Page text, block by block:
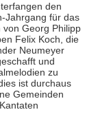
den
Jahrgang für das
von Georg Philipp
Felix Koch, die
Neumeyer
und
zu
ist durchaus
Gemeinden